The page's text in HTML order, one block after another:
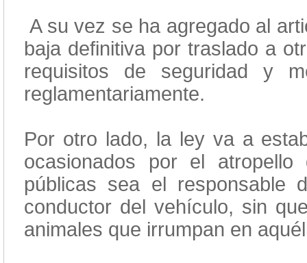
A su vez se ha agregado al
baja definitiva por traslado a
requisitos de seguridad y
reglamentariamente.
Por otro lado, la ley va a
ocasionados por el
públicas sea el responsable
conductor del vehículo, sin
animales que irrumpan en